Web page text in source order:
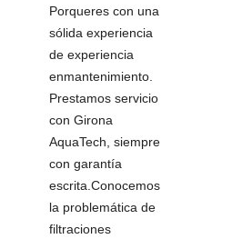
Porqueres con una
sólida experiencia
de experiencia
enmantenimiento.
Prestamos servicio
con Girona
AquaTech, siempre
con garantía
escrita.Conocemos
la problemática de
filtraciones